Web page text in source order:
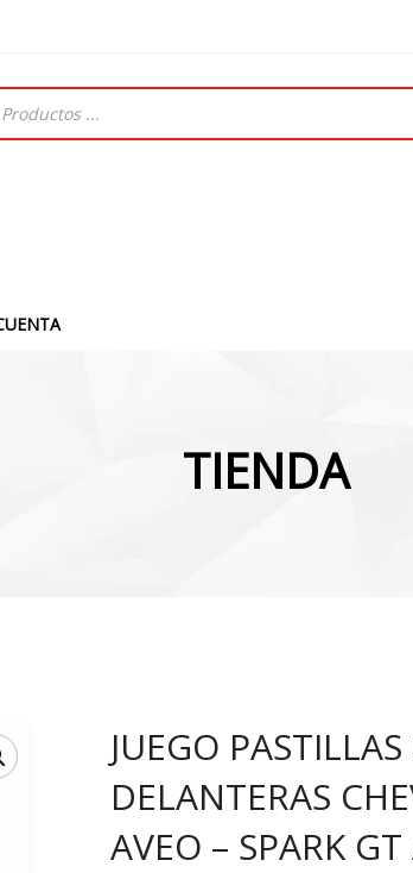
TIENDA
JUEGO
DELANTERAS
AVEO – SPARK